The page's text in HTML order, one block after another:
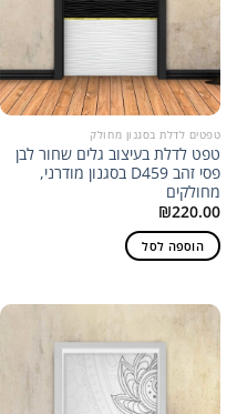
טפטים לדלת בסגנון מחולק
טפט לדלת בעיצוב גלים שחור לבן
פסי זהב D459 בסגנון מודרני,
מחולקים
₪220.00
הוספה לסל